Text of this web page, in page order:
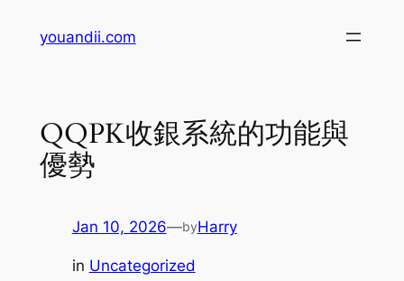
youandii.com
QQPK收銀系統的功能與
優勢
Jan 10, 2026—byHarry
in Uncategorized